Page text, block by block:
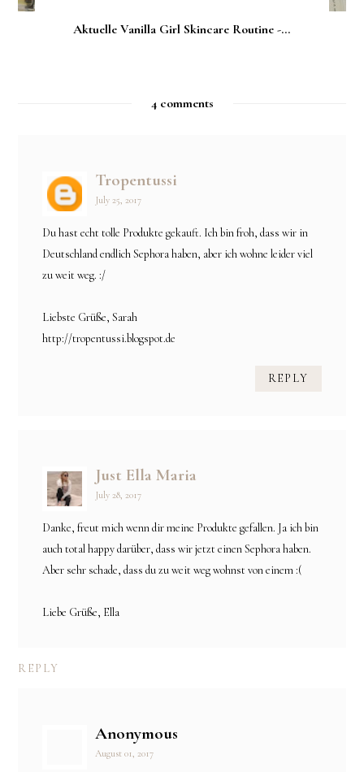
Aktuelle Vanilla Girl Skincare Routine -...
4 comments
Tropentussi
July 25, 2017
Du hast echt tolle Produkte gekauft. Ich bin froh, dass wir in
Deutschland endlich Sephora haben, aber ich wohne leider viel
zu weit weg. :/
Liebste Grüße, Sarah
http://tropentussi.blogspot.de
REPLY
Just Ella Maria
July 28, 2017
Danke, freut mich wenn dir meine Produkte gefallen. Ja ich bin
auch total happy darüber, dass wir jetzt einen Sephora haben.
Aber sehr schade, dass du zu weit weg wohnst von einem :(
Liebe Grüße, Ella
REPLY
Anonymous
August 01, 2017